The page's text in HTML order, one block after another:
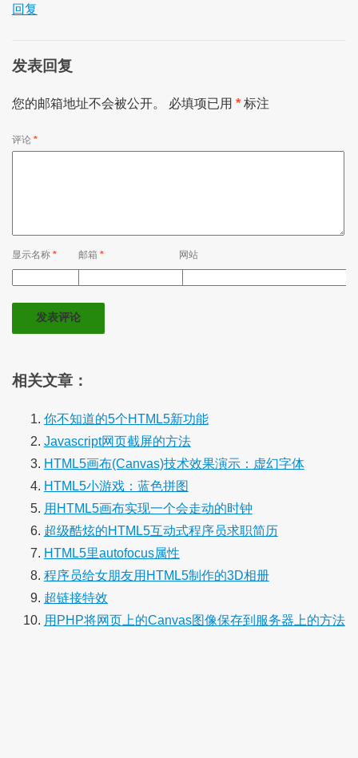
回复
发表回复
您的邮箱地址不会被公开。 必填项已用 *标注
评论 *
显示名称 * 网站
邮箱*
相关文章：
你不知道的5个HTML5新功能
Javascript网页截屏的方法
HTML5画布(Canvas)技术效果演示：虚幻字体
HTML5小游戏：蓝色拼图
用HTML5画布实现一个会走动的时钟
超级酷炫的HTML5互动式程序员求职简历
HTML5里autofocus属性
程序员给女朋友用HTML5制作的3D相册
超链接特效
用PHP将网页上的Canvas图像保存到服务器上的方法